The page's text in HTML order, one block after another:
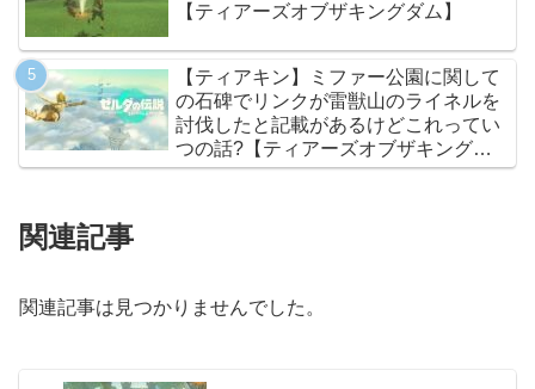
【ティアーズオブザキングダム】
【ティアキン】ミファー公園に関して
の石碑でリンクが雷獣山のライネルを
討伐したと記載があるけどこれってい
つの話?【ティアーズオブザキングダ
ム】
関連記事
関連記事は見つかりませんでした。